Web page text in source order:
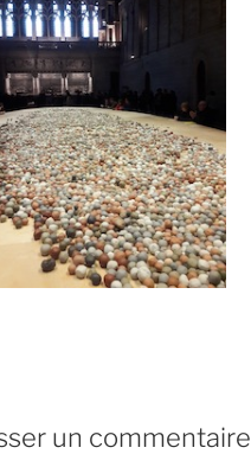
un commentaire